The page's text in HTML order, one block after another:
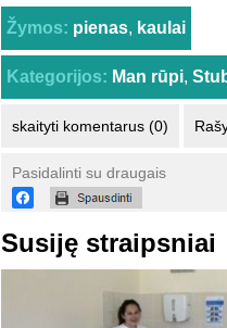
Žymos: pienas, kaulai
Kategorijos: Man rūpi,
skaityti komentarus (0)
Pasidalinti su draugais
Susiję straipsniai